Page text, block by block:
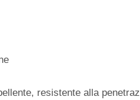
resistente alla